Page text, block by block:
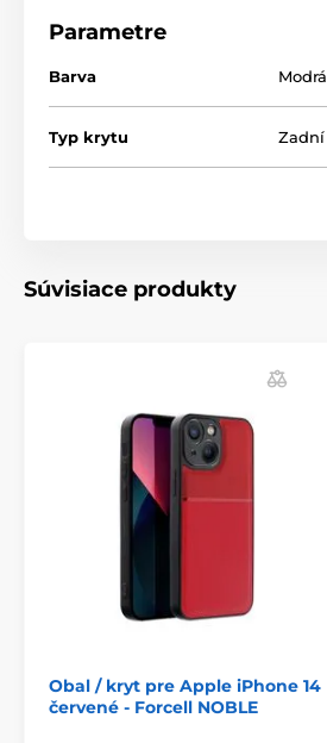
Parametre
Barva Modrá
Typ krytu Zadní
Súvisiace produkty
Obal / kryt pre Apple iPhone 14
červené - Forcell NOBLE